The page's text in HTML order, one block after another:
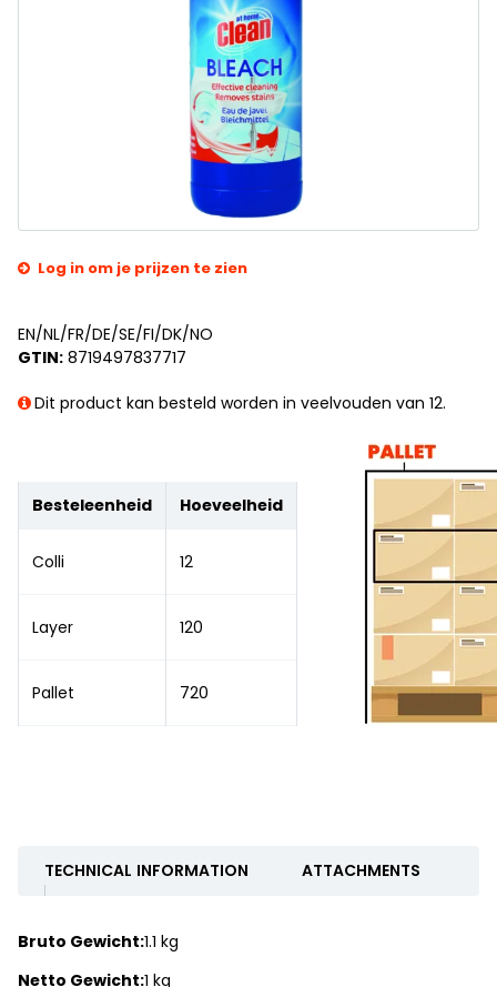
Log in om je prijzen te zien
EN/NL/FR/DE/SE/FI/DK/NO
GTIN: 8719497837717
Dit product kan besteld worden in veelvouden van 12.
Besteleenheid Hoeveelheid
Colli 12
Layer 120
Pallet 720
TECHNICAL INFORMATION ATTACHMENTS
Bruto Gewicht:1.1 kg
Netto Gewicht:1 kg